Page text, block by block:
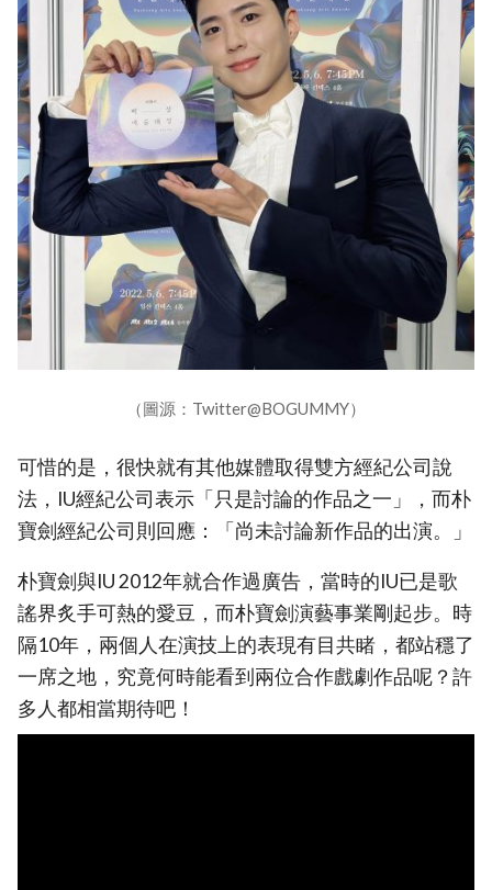
（圖源：Twitter@BOGUMMY）
可惜的是，很快就有其他媒體取得雙方經紀公司說
法，IU經紀公司表示「只是討論的作品之一」，而朴
寶劍經紀公司則回應：「尚未討論新作品的出演。」
朴寶劍與IU 2012年就合作過廣告，當時的IU已是歌
謠界炙手可熱的愛豆，而朴寶劍演藝事業剛起步。時
隔10年，兩個人在演技上的表現有目共睹，都站穩了
一席之地，究竟何時能看到兩位合作戲劇作品呢？許
多人都相當期待吧！